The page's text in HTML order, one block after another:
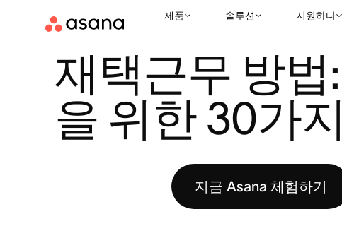
제품 솔루션 지원하다
재택근무 방법
을 위한 30가
지금 Asana 체험하기